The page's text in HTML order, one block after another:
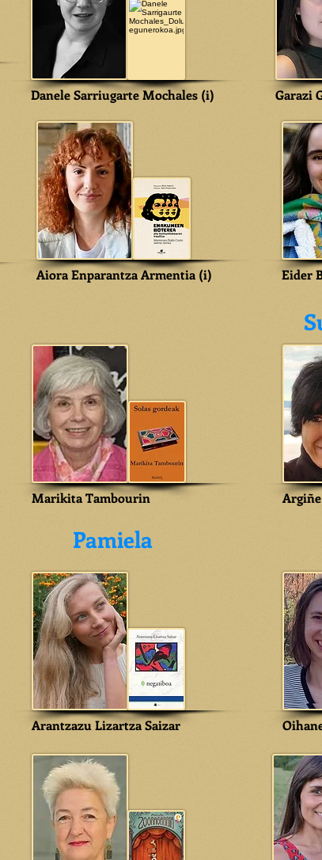
Danele Sarriugarte Mochales (i) Garazi
Aiora Enparantza Armentia (i) Eider
Marikita Tambourin
Pamiela
Arantzazu Lizartza Saizar